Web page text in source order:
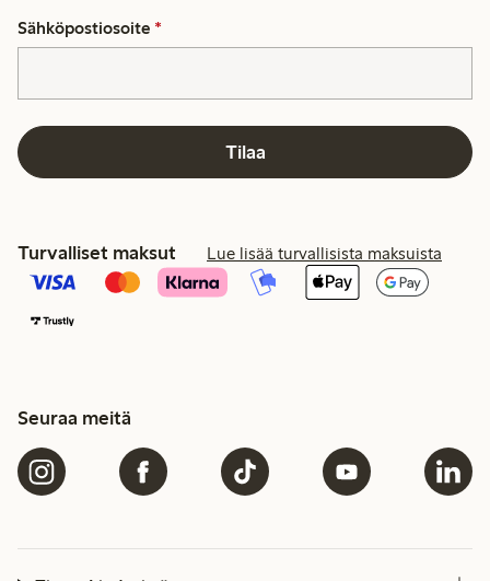
Sähköpostiosoite *
Tilaa
Turvalliset maksut Lue lisää turvallisista maksuista
Seuraa meitä